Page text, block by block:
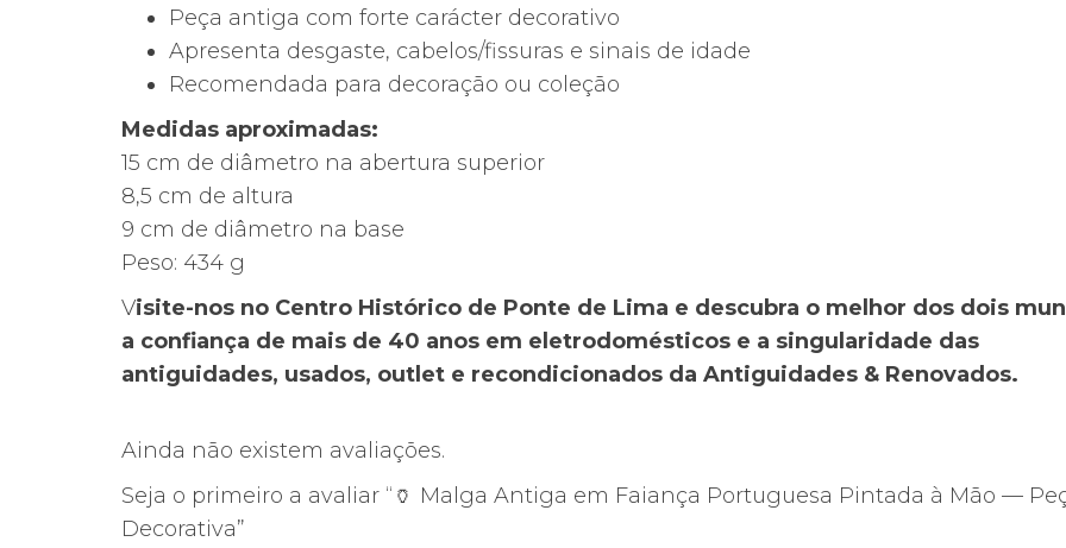
Peça antiga com forte carácter decorativo
Apresenta desgaste, cabelos/fissuras e sinais de idade
Recomendada para decoração ou coleção
Medidas aproximadas:
15 cm de diâmetro na abertura superior
8,5 cm de altura
9 cm de diâmetro na base
Peso: 434 g
Visite-nos no Centro Histórico de Ponte de Lima e descubra o melhor dos dois
a confiança de mais de 40 anos em eletrodomésticos e a singularidade das
antiguidades, usados, outlet e recondicionados da Antiguidades & Renovados.
Ainda não existem avaliações.
Seja o primeiro a avaliar “🏺 Malga Antiga em Faiança Portuguesa Pintada à Mão —
Decorativa”